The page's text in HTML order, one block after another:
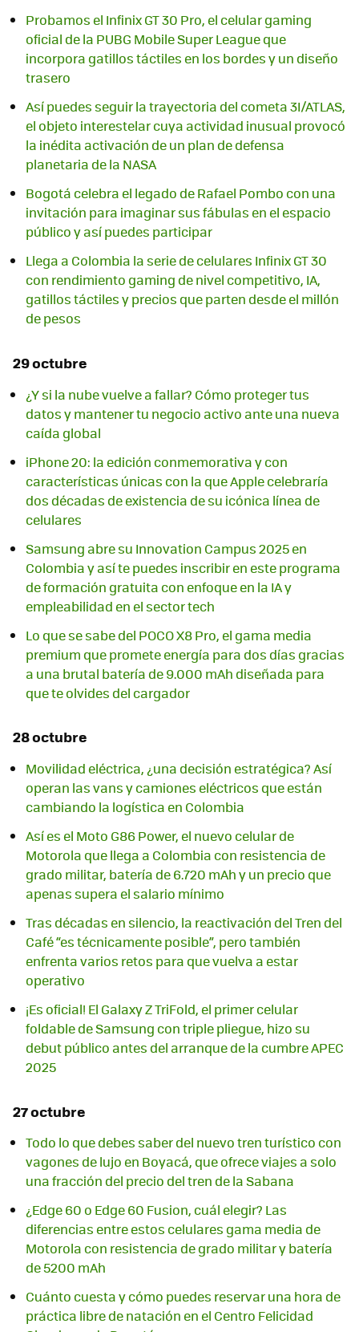
Probamos el Infinix GT 30 Pro, el celular gaming
oficial de la PUBG Mobile Super League que
incorpora gatillos táctiles en los bordes y un diseño
trasero
Así puedes seguir la trayectoria del cometa 3I/ATLAS,
el objeto interestelar cuya actividad inusual provocó
la inédita activación de un plan de defensa
planetaria de la NASA
Bogotá celebra el legado de Rafael Pombo con una
invitación para imaginar sus fábulas en el espacio
público y así puedes participar
Llega a Colombia la serie de celulares Infinix GT 30
con rendimiento gaming de nivel competitivo, IA,
gatillos táctiles y precios que parten desde el millón
de pesos
29 octubre
¿Y si la nube vuelve a fallar? Cómo proteger tus
datos y mantener tu negocio activo ante una nueva
caída global
iPhone 20: la edición conmemorativa y con
características únicas con la que Apple celebraría
dos décadas de existencia de su icónica línea de
celulares
Samsung abre su Innovation Campus 2025 en
Colombia y así te puedes inscribir en este programa
de formación gratuita con enfoque en la IA y
empleabilidad en el sector tech
Lo que se sabe del POCO X8 Pro, el gama media
premium que promete energía para dos días gracias
a una brutal batería de 9.000 mAh diseñada para
que te olvides del cargador
28 octubre
Movilidad eléctrica, ¿una decisión estratégica? Así
operan las vans y camiones eléctricos que están
cambiando la logística en Colombia
Así es el Moto G86 Power, el nuevo celular de
Motorola que llega a Colombia con resistencia de
grado militar, batería de 6.720 mAh y un precio que
apenas supera el salario mínimo
Tras décadas en silencio, la reactivación del Tren del
Café “es técnicamente posible”, pero también
enfrenta varios retos para que vuelva a estar
operativo
¡Es oficial! El Galaxy Z TriFold, el primer celular
foldable de Samsung con triple pliegue, hizo su
debut público antes del arranque de la cumbre APEC
2025
27 octubre
Todo lo que debes saber del nuevo tren turístico con
vagones de lujo en Boyacá, que ofrece viajes a solo
una fracción del precio del tren de la Sabana
¿Edge 60 o Edge 60 Fusion, cuál elegir? Las
diferencias entre estos celulares gama media de
Motorola con resistencia de grado militar y batería
de 5200 mAh
Cuánto cuesta y cómo puedes reservar una hora de
práctica libre de natación en el Centro Felicidad